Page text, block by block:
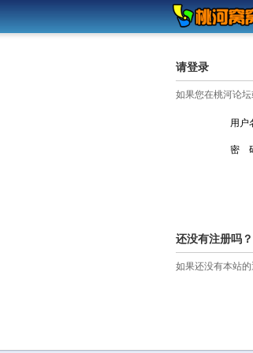
请登录
如果您在桃河论
用户
密
还没有注册吗？
如果还没有本站